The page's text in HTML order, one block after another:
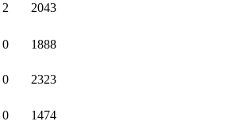
2 2043
0 1888
0 2323
0 1474